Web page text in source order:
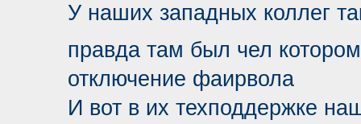
У наших западных коллег
правда там был чел
отключение фаирвола
И вот в их техподдержке